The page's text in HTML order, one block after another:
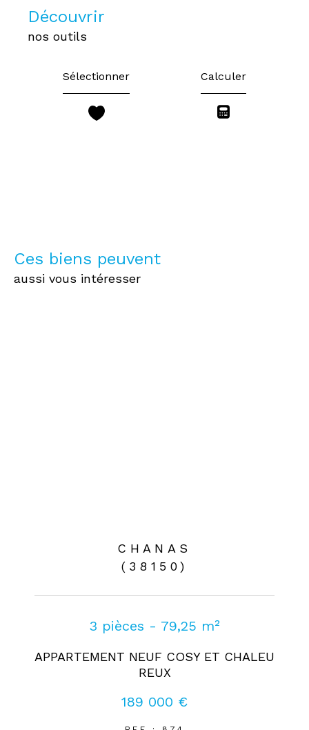
découvrir
nos outils
Sélectionner Calculer
Ces biens peuvent
aussi vous intéresser
CHANAS
(38150)
3 pièces - 79,25 m²
APPARTEMENT NEUF COSY ET CHALEU
REUX
189 000 €